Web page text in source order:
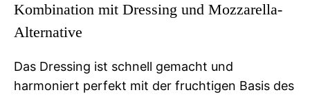
Kombination mit Dressing und Mozzarella-
Alternative
Das Dressing ist schnell gemacht und
harmoniert perfekt mit der fruchtigen Basis des